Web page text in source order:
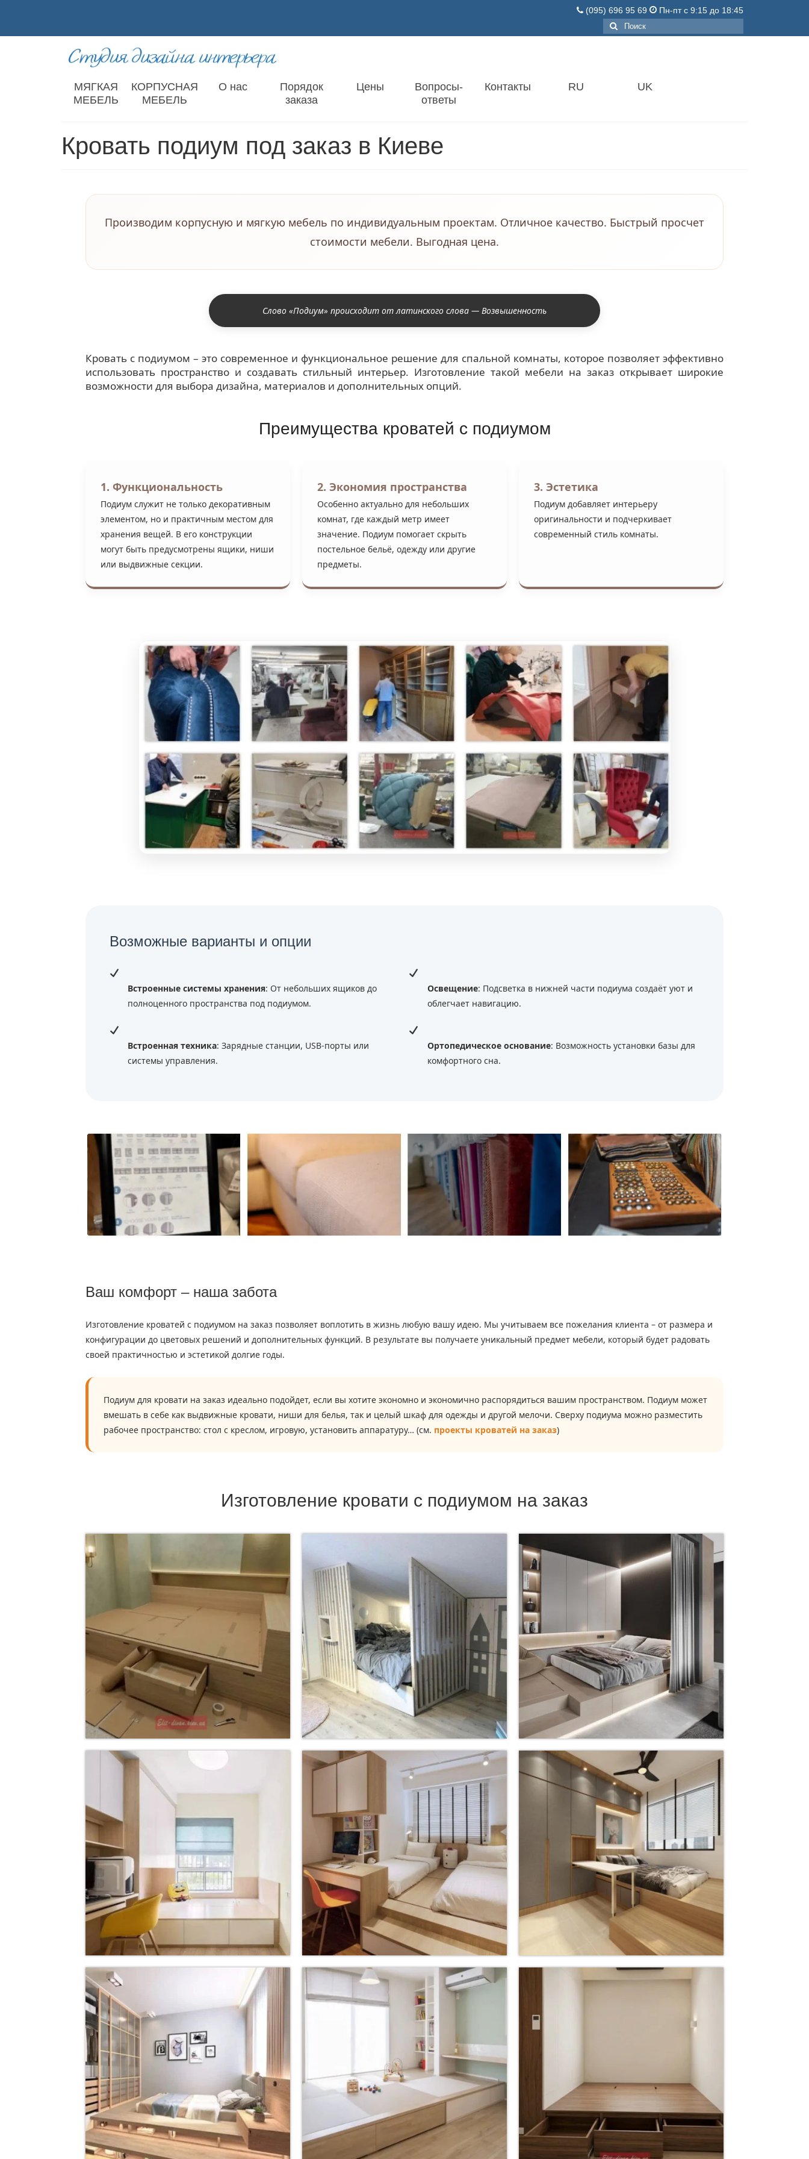
(095) 696 95 69
Пн-пт с 9:15 до 18:45
МЯГКАЯ
МЕБЕЛЬ
КОРПУСНАЯ
МЕБЕЛЬ
О нас
Порядок
заказа
Цены
Вопросы-
ответы
Контакты RU UK
Кровать подиум под заказ в Киеве
Производим корпусную и мягкую мебель по индивидуальным проектам. Отличное качество. Быстрый просчет
стоимости мебели. Выгодная цена.
Слово «Подиум» происходит от латинского слова — Возвышенность
Кровать с подиумом – это современное и функциональное решение для спальной комнаты, которое позволяет эффективно
использовать пространство и создавать стильный интерьер. Изготовление такой мебели на заказ открывает широкие
возможности для выбора дизайна, материалов и дополнительных опций.
Преимущества кроватей с подиумом
1. Функциональность
Подиум служит не только декоративным
элементом, но и практичным местом для
хранения вещей. В его конструкции
могут быть предусмотрены ящики, ниши
или выдвижные секции.
2. Экономия пространства
Особенно актуально для небольших
комнат, где каждый метр имеет
значение. Подиум помогает скрыть
постельное бельё, одежду или другие
предметы.
3. Эстетика
Подиум добавляет интерьеру
оригинальности и подчеркивает
современный стиль комнаты.
Возможные варианты и опции
Встроенные системы хранения: От небольших ящиков до
полноценного пространства под подиумом.
Освещение: Подсветка в нижней части подиума создаёт уют и
облегчает навигацию.
Встроенная техника: Зарядные станции, USB-порты или
системы управления.
Ортопедическое основание: Возможность установки базы для
комфортного сна.
Ваш комфорт – наша забота
Изготовление кроватей с подиумом на заказ позволяет воплотить в жизнь любую вашу идею. Мы учитываем все пожелания клиента – от размера и
конфигурации до цветовых решений и дополнительных функций. В результате вы получаете уникальный предмет мебели, который будет радовать
своей практичностью и эстетикой долгие годы.
Подиум для кровати на заказ идеально подойдет, если вы хотите экономно и экономично распорядиться вашим пространством. Подиум может
вмешать в себе как выдвижные кровати, ниши для белья, так и целый шкаф для одежды и другой мелочи. Сверху подиума можно разместить
рабочее пространство: стол с креслом, игровую, установить аппаратуру… (см. проекты кроватей на заказ)
Изготовление кровати с подиумом на заказ